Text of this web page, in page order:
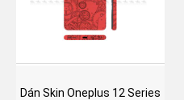
Dán Skin Oneplus 12 Series